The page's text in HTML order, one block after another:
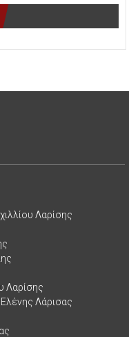
Λαρίσης
Λαρίσης
Λάρισας